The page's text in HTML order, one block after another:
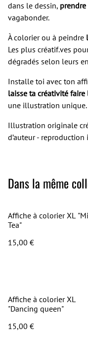
dans le dessin,
vagabonder.
À colorier ou à peindre
Les plus créatif.ves
dégradés selon leurs
Installe toi avec ton
laisse ta créativité faire
une illustration unique.
Illustration originale
d’auteur - reproduction
Dans la même
Affiche à colorier XL
Tea"
15,00 €
Affiche à colorier XL
"Dancing queen"
15,00 €